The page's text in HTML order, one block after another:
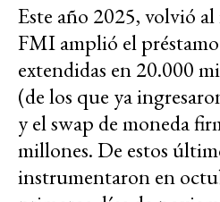
Este año 2025, volvió
FMI amplió el
extendidas en 20.000
(de los que ya
y el swap de moneda
millones. De estos
instrumentaron en